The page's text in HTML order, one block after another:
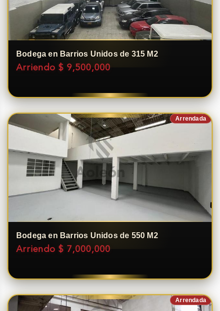
Bodega en Barrios Unidos de 315 M2
Arriendo $ 9,500,000
Arrendada
Bodega en Barrios Unidos de 550 M2
Arriendo $ 7,000,000
Arrendada